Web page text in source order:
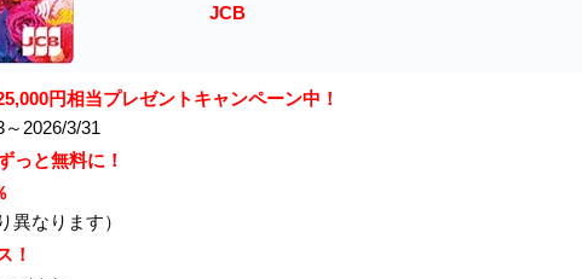
JCB
円相当プレゼントキャンペーン中！
2026/3/31
っと無料に！
異なります）
！